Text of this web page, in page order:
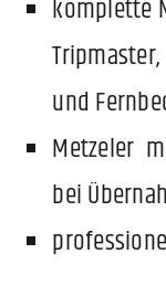
komplette
und
Metzeler
bei